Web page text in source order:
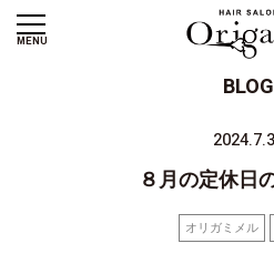
MENU
BLOG
８月の定休日
オリガミメル